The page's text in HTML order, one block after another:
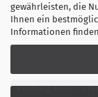
gewährleisten, die
Ihnen ein
Informationen
Vertrag